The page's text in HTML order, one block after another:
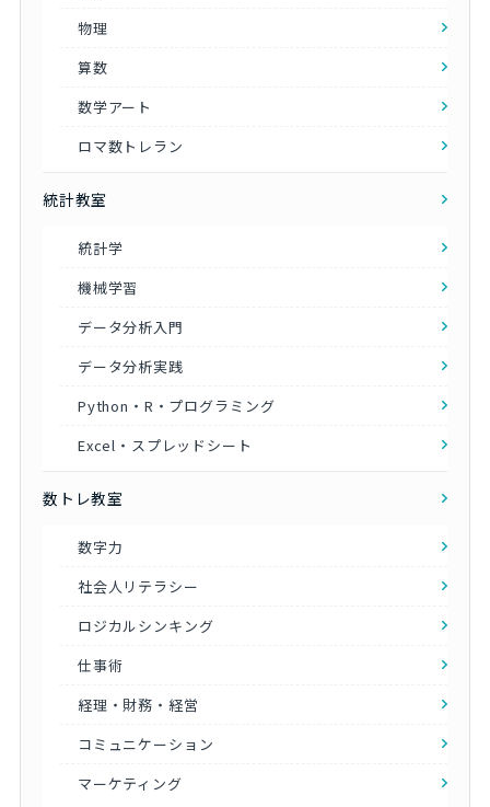
物理
算数
数学アート
ロマ数トレラン
統計教室
統計学
機械学習
データ分析入門
データ分析実践
Python・R・プログラミング
Excel・スプレッドシート
数トレ教室
数字力
社会人リテラシー
ロジカルシンキング
仕事術
経理・財務・経営
コミュニケーション
マーケティング